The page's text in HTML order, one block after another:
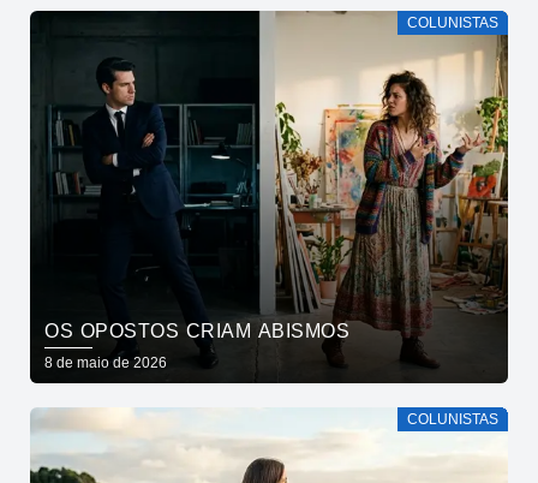
COLUNISTAS
OS OPOSTOS CRIAM ABISMOS
8 de maio de 2026
COLUNISTAS